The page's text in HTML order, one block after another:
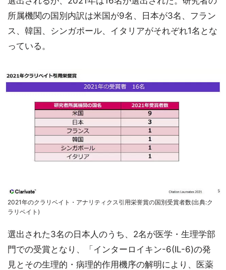
所属機関の国別内訳は米国が9名、日本が3名、フラン
ス、韓国、シンガポール、イタリアがそれぞれ1名とな
っている。
2021年のクラリベイト・アナリティクス引用栄誉賞の国別受賞者数(出典:ク
ラリベイト)
選出された3名の日本人のうち、2名が医学・生理学部
門での受賞となり、「インターロイキン-6(IL-6)の発
見とその生理的・病理的作用機序の解明により、医薬